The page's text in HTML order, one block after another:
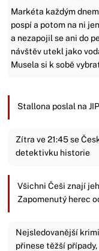
Markéta každým
pospí a potom na ni
a nezapojil se ani do
návštěv utekl jako
Musela si k sobě
Stallona poslal na
Zítra ve 21:45 se
detektivku historie
Všichni Češi znají
Zapomenutý herec
Nejsledovanější
přinese těžší